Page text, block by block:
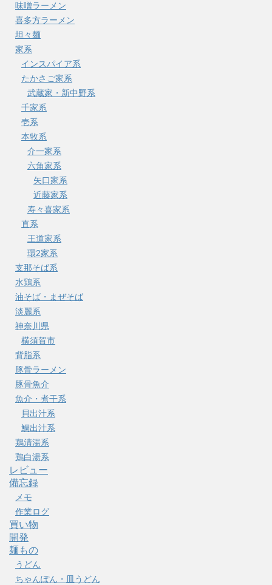
味噌ラーメン
喜多方ラーメン
坦々麺
家系
インスパイア系
たかさご家系
武蔵家・新中野系
千家系
壱系
本牧系
介一家系
六角家系
矢口家系
近藤家系
寿々喜家系
直系
王道家系
環2家系
支那そば系
水鶏系
油そば・まぜそば
淡麗系
神奈川県
横須賀市
背脂系
豚骨ラーメン
豚骨魚介
魚介・煮干系
貝出汁系
鯛出汁系
鶏清湯系
鶏白湯系
レビュー
備忘録
メモ
作業ログ
買い物
開発
麺もの
うどん
ちゃんぽん・皿うどん